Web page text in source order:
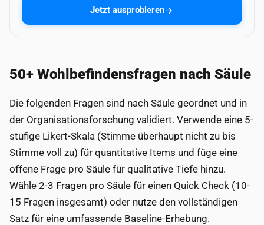
Jetzt ausprobieren
50+ Wohlbefindensfragen nach Säule
Die folgenden Fragen sind nach Säule geordnet und in
der Organisationsforschung validiert. Verwende eine 5-
stufige Likert-Skala (Stimme überhaupt nicht zu bis
Stimme voll zu) für quantitative Items und füge eine
offene Frage pro Säule für qualitative Tiefe hinzu.
Wähle 2-3 Fragen pro Säule für einen Quick Check (10-
15 Fragen insgesamt) oder nutze den vollständigen
Satz für eine umfassende Baseline-Erhebung.